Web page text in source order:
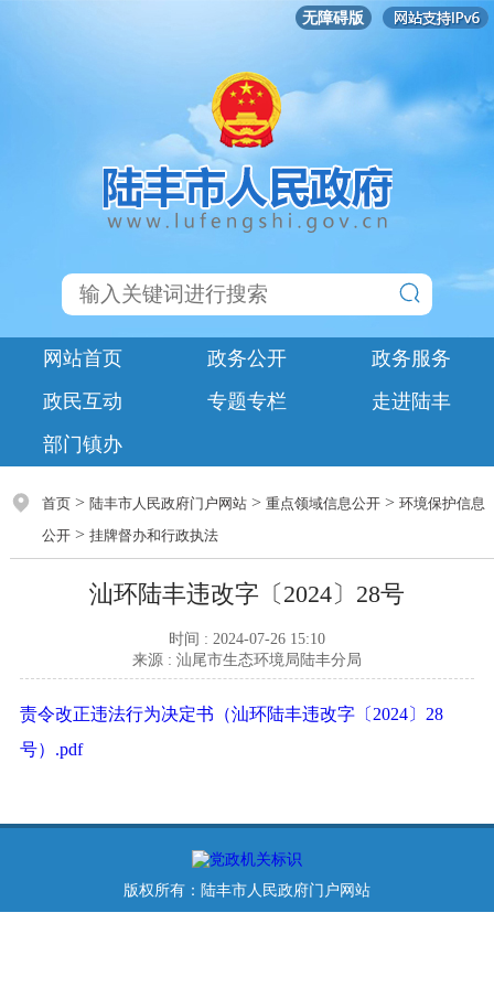
无障碍版
网站首页 政务公开
政务服务
政民互动
专题专栏
走进陆丰
部门镇办
首页> 陆丰市人民政府门户网站> 重点领域信息公开> 环境保护信息
公开> 挂牌督办和行政执法
汕环陆丰违改字〔2024〕28号
时间 : 2024-07-26 15:10
来源 : 汕尾市生态环境局陆丰分局
责令改正违法行为决定书（汕环陆丰违改字〔2024〕28
号）.pdf
版权所有：陆丰市人民政府门户网站